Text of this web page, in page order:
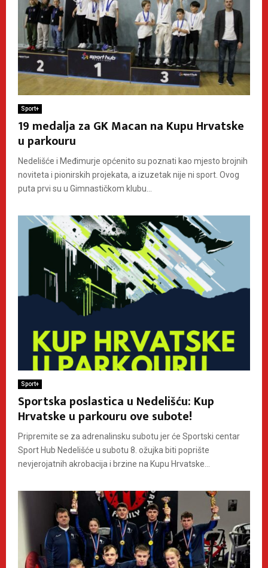
Sport+
19 medalja za GK Macan na Kupu Hrvatske
u parkouru
Nedelišće i Međimurje općenito su poznati kao mjesto brojnih
noviteta i pionirskih projekata, a izuzetak nije ni sport. Ovog
puta prvi su u Gimnastičkom klubu...
Sport+
Sportska poslastica u Nedelišću: Kup
Hrvatske u parkouru ove subote!
Pripremite se za adrenalinsku subotu jer će Sportski centar
Sport Hub Nedelišće u subotu 8. ožujka biti poprište
nevjerojatnih akrobacija i brzine na Kupu Hrvatske...